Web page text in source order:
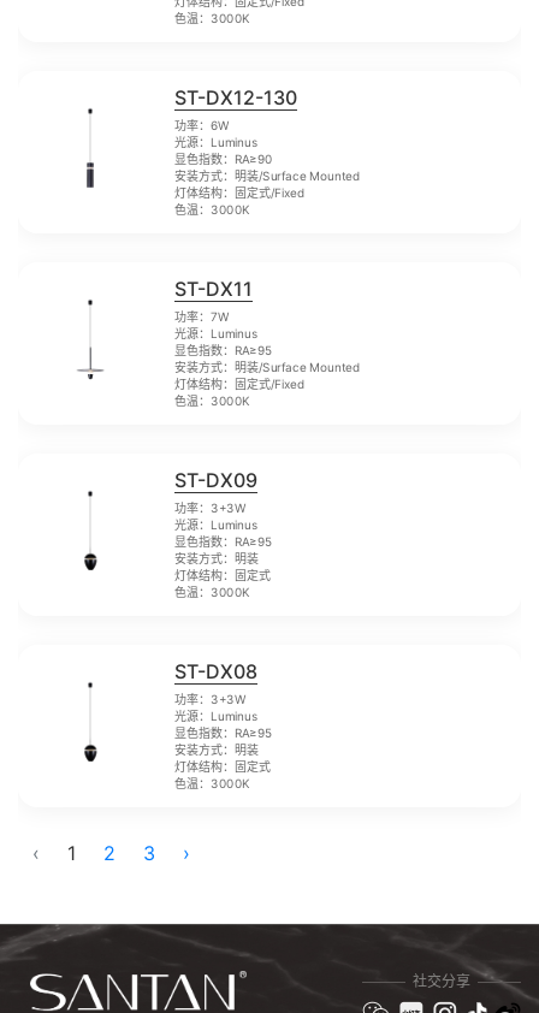
色温：3000K
ST-DX12-130
功率：6W
光源：Luminus
显色指数：RA≥90
安装方式：明装/Surface Mounted
灯体结构：固定式/Fixed
色温：3000K
ST-DX11
功率：7W
光源：Luminus
显色指数：RA≥95
安装方式：明装/Surface Mounted
灯体结构：固定式/Fixed
色温：3000K
ST-DX09
功率：3+3W
光源：Luminus
显色指数：RA≥95
安装方式：明装
灯体结构：固定式
色温：3000K
ST-DX08
功率：3+3W
光源：Luminus
显色指数：RA≥95
安装方式：明装
灯体结构：固定式
色温：3000K
‹ 1 2 3 ›
社交分享